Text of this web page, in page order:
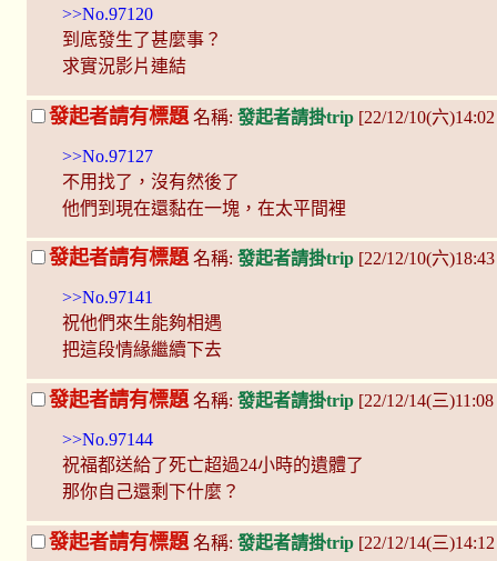
>>No.97120
到底發生了甚麼事？
求實況影片連結
發起者請有標題 名稱: 發起者請掛trip [22/12/10(六
>>No.97127
不用找了，沒有然後了
他們到現在還黏在一塊，在太平間裡
發起者請有標題 名稱: 發起者請掛trip [22/12/10(六
>>No.97141
祝他們來生能夠相遇
把這段情緣繼續下去
發起者請有標題 名稱: 發起者請掛trip [22/12/14(三
>>No.97144
祝福都送給了死亡超過24小時的遺體了
那你自己還剩下什麼？
發起者請有標題 名稱: 發起者請掛trip [22/12/14(三